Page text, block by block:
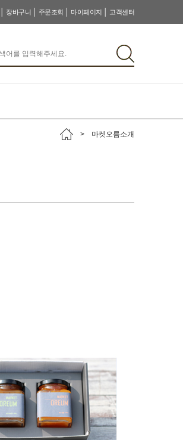
장바구니 주문조회 마이페이지 고객센터
> 마켓오름소개